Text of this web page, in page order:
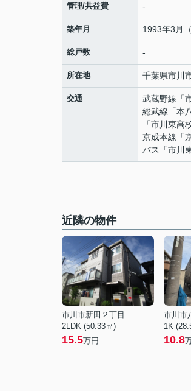
管理/共益費 -
築年月 1993年3月
総戸数 -
所在地 千葉県市川
交通 武蔵野線 「
総武線 「本
「市川東高
京成本線 「
バス「市川
近隣の物件
市川市新田２丁目
2LDK (50.33㎡)
15.5万円
市川市
1K
10.8